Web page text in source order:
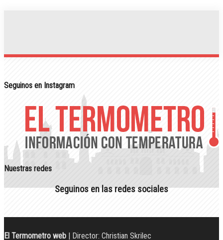
Seguinos en Instagram
Nuestras redes
Seguinos en las redes sociales
El Termometro web | Director: Christian Skrilec